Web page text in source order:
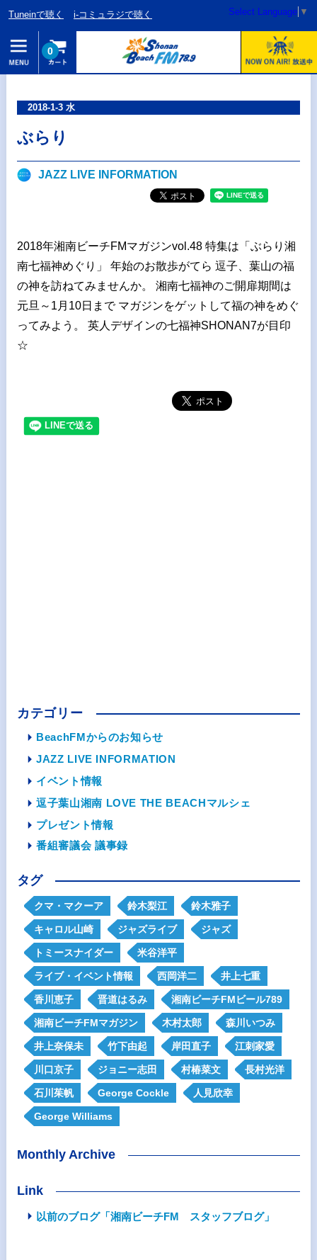
Tuneinで聴く i-コミュラジで聴く Select Language ▼
0
2018-1-3 水
ぶらり
JAZZ LIVE INFORMATION
2018年湘南ビーチFMマガジンvol.48 特集は「ぶらり湘
南七福神めぐり」 年始のお散歩がてら 逗子、葉山の福
の神を訪ねてみませんか。 湘南七福神のご開扉期間は
元旦～1月10日まで マガジンをゲットして福の神をめぐ
ってみよう。 英人デザインの七福神SHONAN7が目印
☆
カテゴリー
BeachFMからのお知らせ
JAZZ LIVE INFORMATION
イベント情報
逗子葉山湘南 LOVE THE BEACHマルシェ
プレゼント情報
番組審議会 議事録
タグ
クマ・マクーア 鈴木梨江 鈴木雅子
キャロル山崎 ジャズライブ ジャズ
トミースナイダー 米谷洋平
ライブ・イベント情報 西岡洋二 井上七重
香川恵子 晋道はるみ 湘南ビーチFMビール789
湘南ビーチFMマガジン 木村太郎 森川いつみ
井上奈保未 竹下由起 岸田直子 江刺家愛
川口京子 ジョニー志田 村椿菜文 長村光洋
石川茱帆 George Cockle 人見欣幸
George Williams
Monthly Archive
Link
以前のブログ「湘南ビーチFM スタッフブログ」